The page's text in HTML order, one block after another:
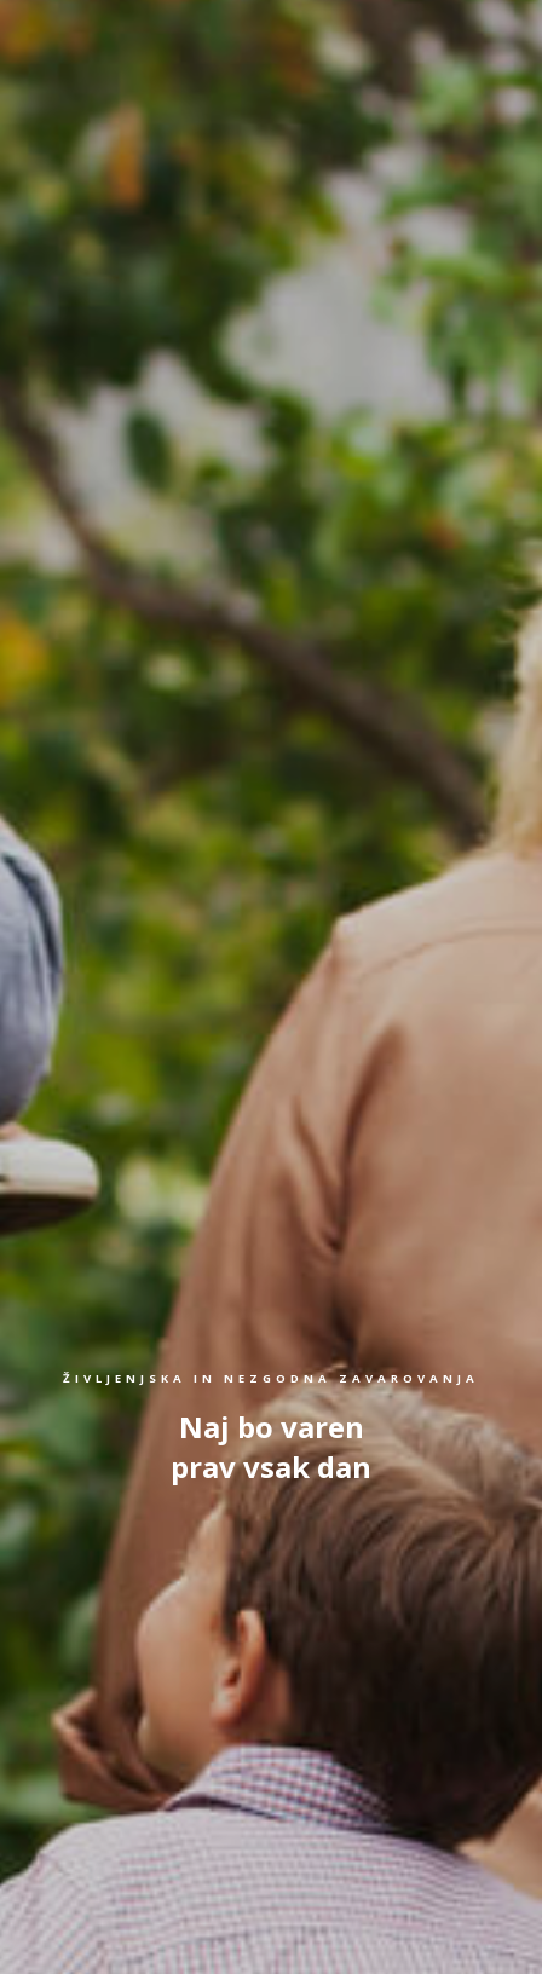
ŽIVLJENJSKA IN NEZGODNA ZAVAROVANJA
Naj bo varen
prav vsak dan